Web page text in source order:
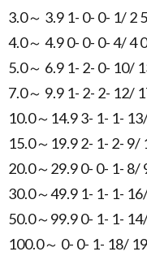
3.0～ 3.9 1- 0- 0- 1/ 2
4.0～ 4.9 0- 0- 0- 4/ 4
5.0～ 6.9 1- 2- 0- 10/
7.0～ 9.9 1- 2- 2- 12/
10.0～14.9 3- 1- 1-
15.0～19.9 2- 1- 2- 9/
20.0～29.9 0- 0- 1- 8/
30.0～49.9 1- 1- 1-
50.0～99.9 0- 1- 1-
100.0～ 0- 0- 1- 18/